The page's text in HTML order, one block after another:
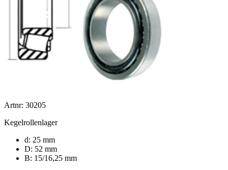
Artnr: 30205
Kegelrollenlager
d: 25 mm
D: 52 mm
B: 15/16,25 mm